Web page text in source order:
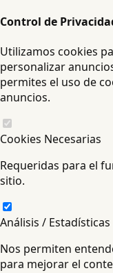
Control de
Utilizamos cookies
personalizar
permites el uso de
anuncios.
Cookies Necesarias
Requeridas para el
sitio.
Análisis / Estadísticas
Nos permiten
para mejorar el